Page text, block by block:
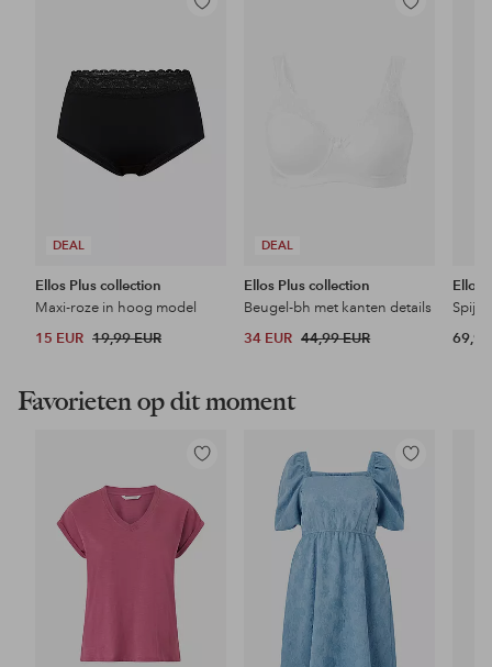
DEAL
Toevoegen
Ellos Plus collection
Maxi-roze in hoog model
15 EUR 19,99 EUR
DEAL
Toevoegen
Ellos Plus collection
Beugel-bh met kanten details
34 EUR 44,99 EUR
Ellos
69,99
Favorieten op dit moment
Toevoegen
favorieten
Toevoegen
aan
favorieten